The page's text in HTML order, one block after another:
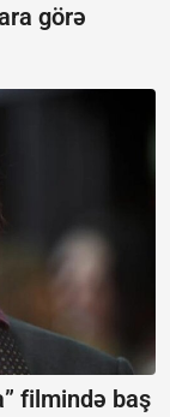
görə
filmində baş